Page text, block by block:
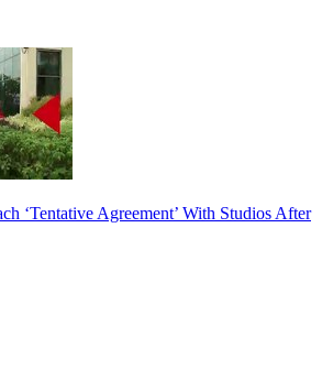
‘Tentative Agreement’ With Studios After